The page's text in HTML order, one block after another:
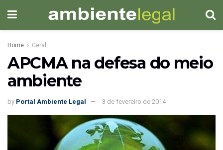
Home Geral
APCMA na defesa do meio
ambiente
by Portal Ambiente Legal 3 de fevereiro de 2014